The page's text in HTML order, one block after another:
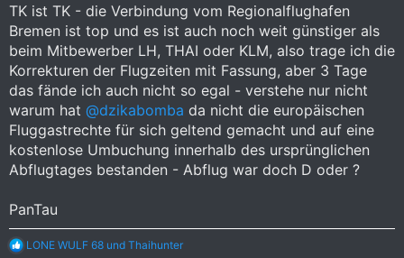
TK ist TK - die Verbindung vom Regionalflughafen
Bremen ist top und es ist auch noch weit günstiger als
beim Mitbewerber LH, THAI oder KLM, also trage ich die
Korrekturen der Flugzeiten mit Fassung, aber 3 Tage
das fände ich auch nicht so egal - verstehe nur nicht
warum hat @dzikabomba da nicht die europäischen
Fluggastrechte für sich geltend gemacht und auf eine
kostenlose Umbuchung innerhalb des ursprünglichen
Abflugtages bestanden - Abflug war doch D oder ?
PanTau
RLONE WULF 68 und Thaihunter